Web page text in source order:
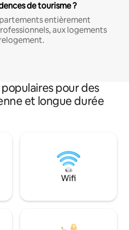
de tourisme ?
entièrement
aux logements
pour des
et longue durée
Wifi